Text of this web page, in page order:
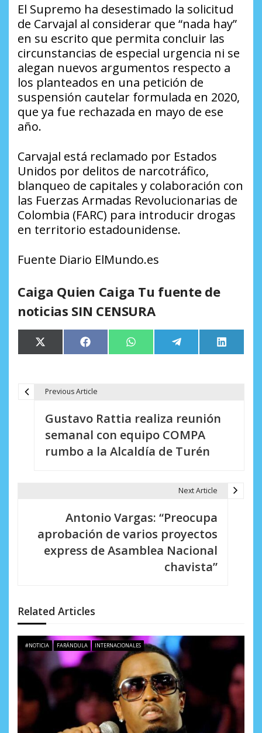
El Supremo ha desestimado la solicitud
de Carvajal al considerar que “nada hay”
en su escrito que permita concluir las
circunstancias de especial urgencia ni se
alegan nuevos argumentos respecto a
los planteados en una petición de
suspensión cautelar formulada en 2020,
que ya fue rechazada en mayo de ese
año.
Carvajal está reclamado por Estados
Unidos por delitos de narcotráfico,
blanqueo de capitales y colaboración con
las Fuerzas Armadas Revolucionarias de
Colombia (FARC) para introducir drogas
en territorio estadounidense.
Fuente Diario ElMundo.es
Caiga Quien Caiga Tu fuente de
noticias SIN CENSURA
Compartir
en
X
(Twitter)
Compartir
en
Facebook Compartir
en
WhatsApp Compartir
en
Telegram
en
LinkedIn
d
e
e
t
Previous Article
Gustavo Rattia realiza reunión
semanal con equipo COMPA
rumbo a la Alcaldía de Turén​
Next Article
Antonio Vargas: “Preocupa
aprobación de varios proyectos
express de Asamblea Nacional
chavista”
Related Articles
#NOTICIA FARÁNDULA INTERNACIONALES